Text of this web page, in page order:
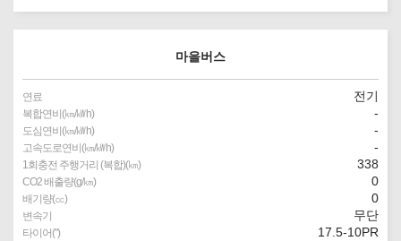
마을버스
연료 전기
복합연비(㎞/㎾h) -
도심연비(㎞/㎾h) -
고속도로연비(㎞/㎾h) -
1회충전 주행거리 (복합)(㎞) 338
CO2 배출량(g/㎞) 0
배기량(㏄) 0
변속기 무단
타이어(″) 17.5-10PR